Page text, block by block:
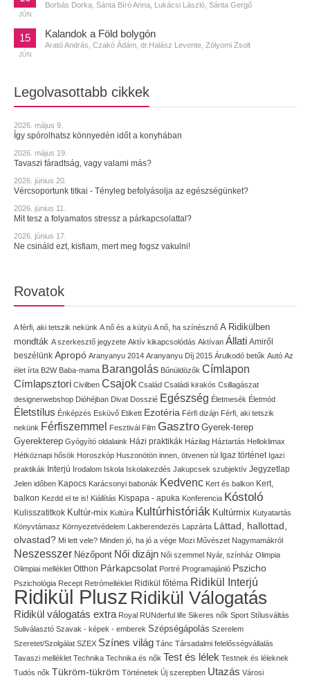
JÚN
Borbás Dorka, Sánta Bíró Anna, Lukácsi László, Sánta Gergő
15
JÚN
Kalandok a Föld bolygón
Arató András, Czakó Ádám, dr.Halász Levente, Zólyomi Zsolt
Legolvasottabb cikkek
2026. május 9.
Így spórolhatsz könnyedén időt a konyhában
2026. május 19.
Tavaszi fáradtság, vagy valami más?
2026. június 20.
Vércsoportunk titkai - Tényleg befolyásolja az egészségünket?
2026. június 11.
Mit tesz a folyamatos stressz a párkapcsolattal?
2026. június 17.
Ne csináld ezt, kisfiam, mert meg fogsz vakulni!
Rovatok
A férfi, aki tetszik nekünk A nő és a kütyü A nő, ha színésznő A Ridikülben
mondták A szerkesztő jegyzete Aktív kikapcsolódás Aktívan Állati Amiről
beszélünk Apropó Aranyanyu 2014 Aranyanyu Díj 2015 Árulkodó betűk Autó Az
élet írta B2W Baba-mama Barangolás Bűnüldözők Címlapon
Címlapsztori Civilben Csajok Család Családi kirakós Csillagászat
designerwebshop Dióhéjban Divat Dosszié Egészség Életmesék Életmód
Életstílus Énképzés Esküvő Etikett Ezotéria Férfi dizájn Férfi, aki tetszik
nekünk Férfiszemmel Fesztivál Film Gasztro Gyerek-terep
Gyerekterep Gyógyító oldalaink Házi praktikák Házilag Háztartás Helloklimax
Hétköznapi hősök Horoszkóp Huszonötön innen, ötvenen túl Igaz történet Igazi
praktikák Interjú Irodalom Iskola Iskolakezdés Jakupcsek szubjektív Jegyzetlap
Jelen időben Kapocs Karácsonyi babonák Kedvenc Kert és balkon Kert,
balkon Kezdd el te is! Kiállítás Kispapa - apuka Konferencia Kóstoló
Kulisszatitkok Kultúr-mix Kultúra Kultúrhistóriák Kultúrmix Kutyatartás
Könyvtámasz Környezetvédelem Lakberendezés Lapzárta Láttad, hallottad,
olvastad? Mi lett vele? Minden jó, ha jó a vége Mozi Művészet Nagymamákról
Neszesszer Nézőpont Női dizájn Női szemmel Nyár, színház Olimpia
Olimpiai melléklet Otthon Párkapcsolat Portré Programajánló Pszicho
Pszichológia Recept Retrómelléklet Ridikül főtéma Ridikül Interjú
Ridikül Plusz Ridikül Válogatás
Ridikül válogatás extra Royal RUNderful life Sikeres nők Sport Stílusváltás
Suliválasztó Szavak - képek - emberek Szépségápolás Szerelem
Szeretet/Szolgálat SZEX Színes világ Tánc Társadalmi felelősségvállalás
Tavaszi melléklet Technika Technika és nők Test és lélek Testnek és léleknek
Tudós nők Tükröm-tükröm Történetek Új szerepben Utazás Városi